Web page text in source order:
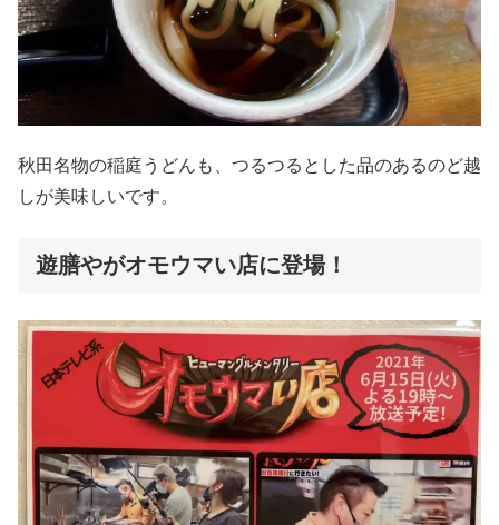
秋田名物の稲庭うどんも、つるつるとした品のあるのど越
しが美味しいです。
遊膳やがオモウマい店に登場！